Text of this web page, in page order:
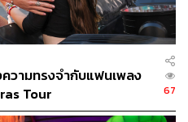
วามทรงจำกับแฟนเพลง
Tour
67